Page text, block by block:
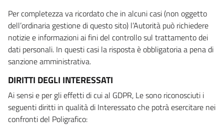
Per completezza va ricordato che in alcuni casi (non oggetto
dell’ordinaria gestione di questo sito) l’Autorità può richiedere
notizie e informazioni ai fini del controllo sul trattamento dei
dati personali. In questi casi la risposta è obbligatoria a pena di
sanzione amministrativa.
DIRITTI DEGLI INTERESSATI
Ai sensi e per gli effetti di cui al GDPR, Le sono riconosciuti i
seguenti diritti in qualità di Interessato che potrà esercitare nei
confronti del Poligrafico: